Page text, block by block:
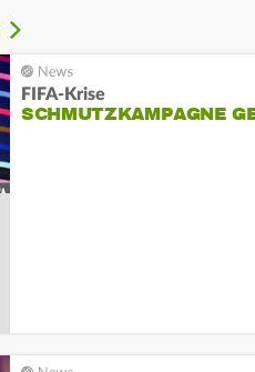
FIFA-Krise
SCHMUTZKAMPAGNE